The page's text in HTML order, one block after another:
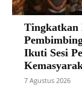
Tingkatkan
Ikuti Sesi
7 Agustus 2026